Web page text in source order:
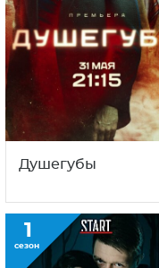
Душегубы
1
сезон